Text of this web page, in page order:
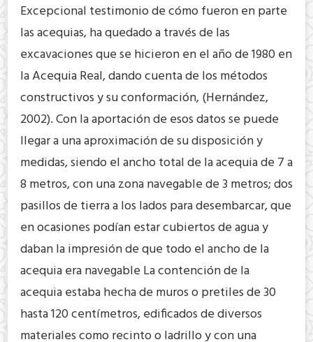
Excepcional testimonio de cómo fueron en parte
las acequias, ha quedado a través de las
excavaciones que se hicieron en el año de 1980 en
la Acequia Real, dando cuenta de los métodos
constructivos y su conformación, (Hernández,
2002). Con la aportación de esos datos se puede
llegar a una aproximación de su disposición y
medidas, siendo el ancho total de la acequia de 7 a
8 metros, con una zona navegable de 3 metros; dos
pasillos de tierra a los lados para desembarcar, que
en ocasiones podían estar cubiertos de agua y
daban la impresión de que todo el ancho de la
acequia era navegable La contención de la
acequia estaba hecha de muros o pretiles de 30
hasta 120 centímetros, edificados de diversos
materiales como recinto o ladrillo y con una